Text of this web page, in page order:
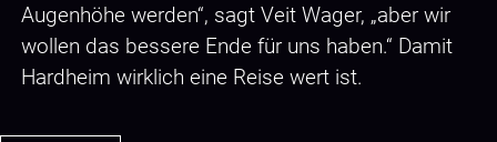
Augenhöhe werden“, sagt Veit Wager, „aber wir
wollen das bessere Ende für uns haben.“ Damit
Hardheim wirklich eine Reise wert ist.